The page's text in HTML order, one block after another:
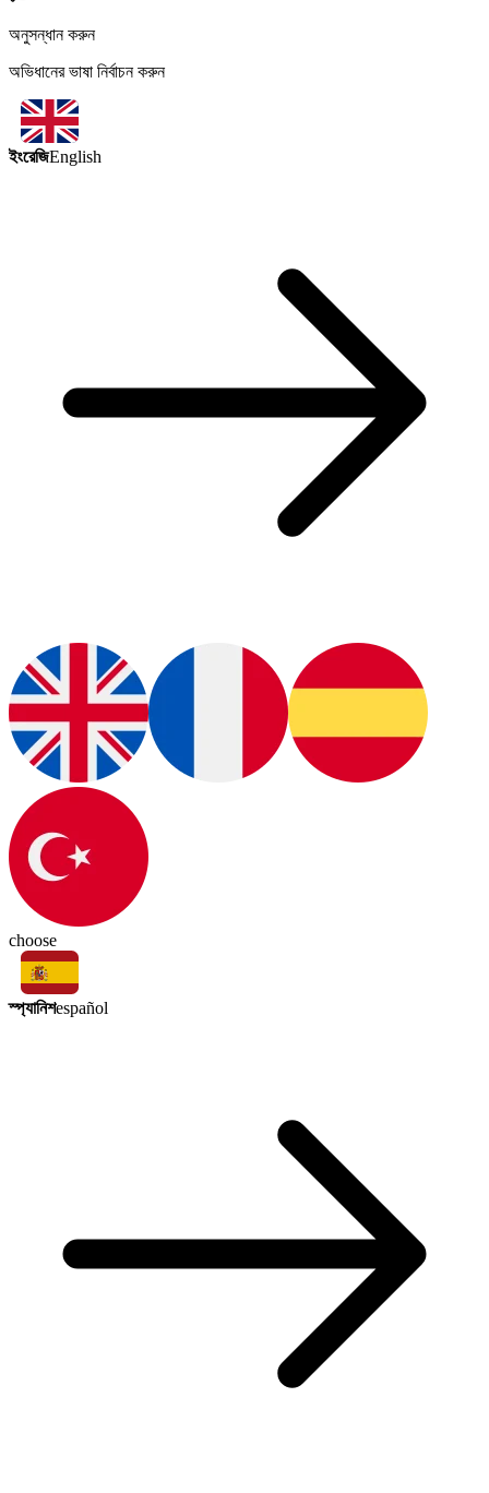
অনুসন্ধান করুন
অভিধানের ভাষা নির্বাচন করুন
ইংরেজিEnglish
choose
স্প্যানিশespañol